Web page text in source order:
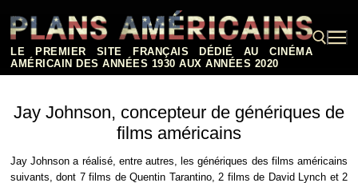
contenu
LE PREMIER SITE FRANÇAIS DÉDIÉ AU CINÉMA
AMÉRICAIN DES ANNÉES 1930 AUX ANNÉES 2020
Jay Johnson, concepteur de génériques de
films américains
Jay Johnson a réalisé, entre autres, les génériques des films américains
suivants, dont 7 films de Quentin Tarantino, 2 films de David Lynch et 2